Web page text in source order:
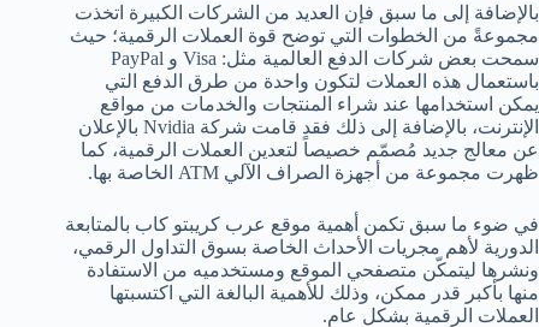
بالإضافة إلى ما سبق فإن العديد من الشركات الكبيرة اتخذت
مجموعةً من الخطوات التي توضح قوة العملات الرقمية؛ حيث
سمحت بعض شركات الدفع العالمية مثل: Visa و PayPal
باستعمال هذه العملات لتكون واحدة من طرق الدفع التي
يمكن استخدامها عند شراء المنتجات والخدمات من مواقع
الإنترنت، بالإضافة إلى ذلك فقد قامت شركة Nvidia بالإعلان
عن معالج جديد مُصمّم خصيصاً لتعدين العملات الرقمية، كما
ظهرت مجموعة من أجهزة الصراف الآلي ATM الخاصة بها.
في ضوء ما سبق تكمن أهمية موقع عرب كريبتو كاب بالمتابعة
الدورية لأهم مجريات الأحداث الخاصة بسوق التداول الرقمي،
ونشرها ليتمكّن متصفحي الموقع ومستخدميه من الاستفادة
منها بأكبر قدر ممكن، وذلك للأهمية البالغة التي اكتسبتها
العملات الرقمية بشكل عام.